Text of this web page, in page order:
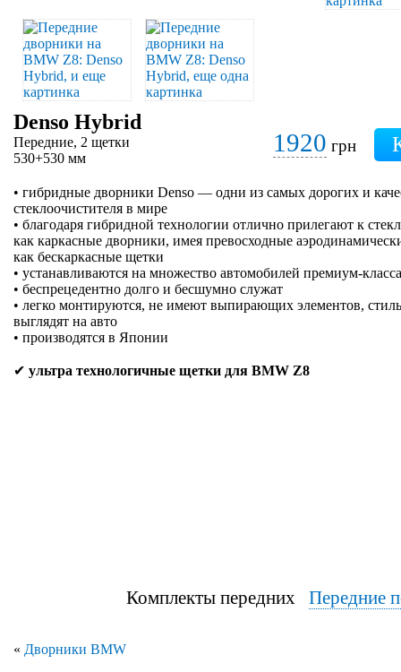
Denso Hybrid
Передние, 2 щетки
530+530 мм
1920 грн
• гибридные дворники Denso — одни из самых дорогих и
стеклоочистителя в мире
• благодаря гибридной технологии отлично прилегают к
как каркасные дворники, имея превосходные
как бескаркасные щетки
• устанавливаются на множество автомобилей премиум-
• беспрецедентно долго и бесшумно служат
• легко монтируются, не имеют выпирающих элементов,
выглядят на авто
• производятся в Японии
✔ ультра технологичные щетки для BMW Z8
Комплекты передних Передние
« Дворники BMW